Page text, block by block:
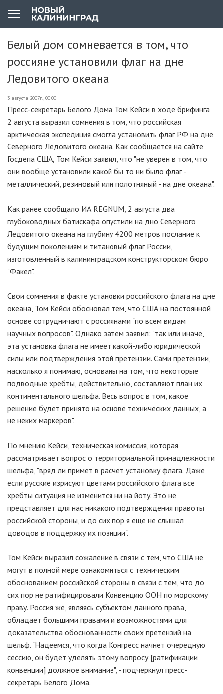
Белый дом сомневается в том, что
россияне установили флаг на дне
Ледовитого океана
3 августа 2007г., 00:00
Пресс-секретарь Белого Дома Том Кейси в ходе брифинга
2 августа выразил сомнения в том, что российская
арктическая экспедиция смогла установить флаг РФ на дне
Северного Ледовитого океана. Как сообщается на сайте
Госдепа США, Том Кейси заявил, что "не уверен в том, что
они вообще установили какой бы то ни было флаг -
металлический, резиновый или полотняный - на дне океана".
Как ранее сообщало ИА REGNUM, 2 августа два
глубоководных батискафа опустили на дно Северного
Ледовитого океана на глубину 4200 метров послание к
будущим поколениям и титановый флаг России,
изготовленный в калининградском конструкторском бюро
"Факел".
Свои сомнения в факте установки российского флага на дне
океана, Том Кейси обосновал тем, что США на постоянной
основе сотрудничают с россиянами "по всем видам
научных вопросов". Однако затем заявил: "так или иначе,
эта установка флага не имеет какой-либо юридической
силы или подтверждения этой претензии. Сами претензии,
насколько я понимаю, основаны на том, что некоторые
подводные хребты, действительно, составляют план их
континентального шельфа. Весь вопрос в том, какое
решение будет принято на основе технических данных, а
не неких маркеров".
По мнению Кейси, техническая комиссия, которая
рассматривает вопрос о территориальной принадлежности
шельфа, "вряд ли примет в расчет установку флага. Даже
если русские изрисуют цветами российского флага все
хребты ситуация не изменится ни на йоту. Это не
представляет для нас никакого подтверждения правоты
российской стороны, и до сих пор я еще не слышал
доводов в поддержку их позиции".
Том Кейси выразил сожаление в связи с тем, что США не
могут в полной мере ознакомиться с техническим
обоснованием российской стороны в связи с тем, что до
сих пор не ратифицировали Конвенцию ООН по морскому
праву. Россия же, являясь субъектом данного права,
обладает большими правами и возможностями для
доказательства обоснованности своих претензий на
шельф. "Надеемся, что когда Конгресс начнет очередную
сессию, он будет уделять этому вопросу [ратификации
конвенции] должное внимание", - подчеркнул пресс-
секретарь Белого Дома.